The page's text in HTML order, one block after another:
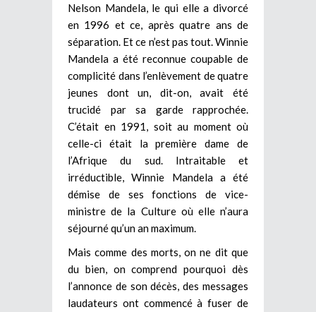
Nelson Mandela, le qui elle a divorcé
en 1996 et ce, après quatre ans de
séparation. Et ce n’est pas tout. Winnie
Mandela a été reconnue coupable de
complicité dans l’enlèvement de quatre
jeunes dont un, dit-on, avait été
trucidé par sa garde rapprochée.
C’était en 1991, soit au moment où
celle-ci était la première dame de
l’Afrique du sud. Intraitable et
irréductible, Winnie Mandela a été
démise de ses fonctions de vice-
ministre de la Culture où elle n’aura
séjourné qu’un an maximum.
Mais comme des morts, on ne dit que
du bien, on comprend pourquoi dès
l’annonce de son décès, des messages
laudateurs ont commencé à fuser de